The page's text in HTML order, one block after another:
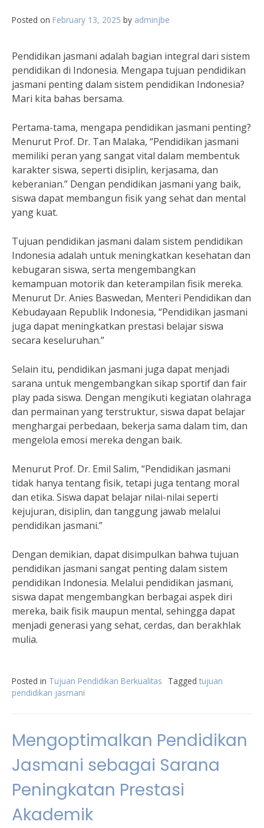
Posted on February 13, 2025 by adminjbe
Pendidikan jasmani adalah bagian integral dari sistem
pendidikan di Indonesia. Mengapa tujuan pendidikan
jasmani penting dalam sistem pendidikan Indonesia?
Mari kita bahas bersama.
Pertama-tama, mengapa pendidikan jasmani penting?
Menurut Prof. Dr. Tan Malaka, “Pendidikan jasmani
memiliki peran yang sangat vital dalam membentuk
karakter siswa, seperti disiplin, kerjasama, dan
keberanian.” Dengan pendidikan jasmani yang baik,
siswa dapat membangun fisik yang sehat dan mental
yang kuat.
Tujuan pendidikan jasmani dalam sistem pendidikan
Indonesia adalah untuk meningkatkan kesehatan dan
kebugaran siswa, serta mengembangkan
kemampuan motorik dan keterampilan fisik mereka.
Menurut Dr. Anies Baswedan, Menteri Pendidikan dan
Kebudayaan Republik Indonesia, “Pendidikan jasmani
juga dapat meningkatkan prestasi belajar siswa
secara keseluruhan.”
Selain itu, pendidikan jasmani juga dapat menjadi
sarana untuk mengembangkan sikap sportif dan fair
play pada siswa. Dengan mengikuti kegiatan olahraga
dan permainan yang terstruktur, siswa dapat belajar
menghargai perbedaan, bekerja sama dalam tim, dan
mengelola emosi mereka dengan baik.
Menurut Prof. Dr. Emil Salim, “Pendidikan jasmani
tidak hanya tentang fisik, tetapi juga tentang moral
dan etika. Siswa dapat belajar nilai-nilai seperti
kejujuran, disiplin, dan tanggung jawab melalui
pendidikan jasmani.”
Dengan demikian, dapat disimpulkan bahwa tujuan
pendidikan jasmani sangat penting dalam sistem
pendidikan Indonesia. Melalui pendidikan jasmani,
siswa dapat mengembangkan berbagai aspek diri
mereka, baik fisik maupun mental, sehingga dapat
menjadi generasi yang sehat, cerdas, dan berakhlak
mulia.
Posted in Tujuan Pendidikan Berkualitas Tagged tujuan
pendidikan jasmani
Mengoptimalkan Pendidikan
Jasmani sebagai Sarana
Peningkatan Prestasi
Akademik